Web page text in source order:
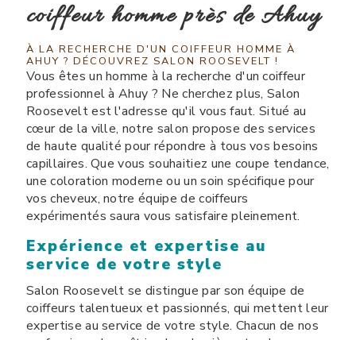
coiffeur homme près de Ahuy
À LA RECHERCHE D'UN COIFFEUR HOMME À
AHUY ? DÉCOUVREZ SALON ROOSEVELT !
Vous êtes un homme à la recherche d'un coiffeur
professionnel à Ahuy ? Ne cherchez plus, Salon
Roosevelt est l'adresse qu'il vous faut. Situé au
cœur de la ville, notre salon propose des services
de haute qualité pour répondre à tous vos besoins
capillaires. Que vous souhaitiez une coupe tendance,
une coloration moderne ou un soin spécifique pour
vos cheveux, notre équipe de coiffeurs
expérimentés saura vous satisfaire pleinement.
Expérience et expertise au
service de votre style
Salon Roosevelt se distingue par son équipe de
coiffeurs talentueux et passionnés, qui mettent leur
expertise au service de votre style. Chacun de nos